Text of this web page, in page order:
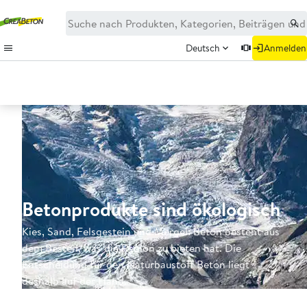
Deutsch Anmelden
Betonprodukte sind ökologisch
Kies, Sand, Felsgestein und Mergel: Beton besteht aus
dem Besten, was die Region zu bieten hat. Die
Entscheidung für den Naturbaustoff Beton liegt
deshalb auf der Hand.